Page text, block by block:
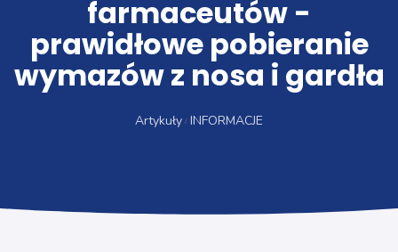
farmaceutów -
prawidłowe pobieranie
wymazów z nosa i gardła
Artykuły INFORMACJE